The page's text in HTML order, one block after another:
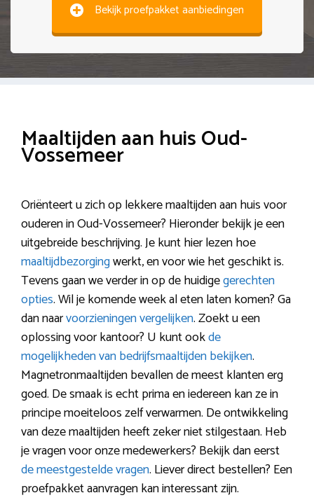
Bekijk proefpakket aanbiedingen
Maaltijden aan huis Oud-
Vossemeer
Oriënteert u zich op lekkere maaltijden aan huis voor
ouderen in Oud-Vossemeer? Hieronder bekijk je een
uitgebreide beschrijving. Je kunt hier lezen hoe
maaltijdbezorgingwerkt, en voor wie het geschikt is.
Tevens gaan we verder in op de huidigegerechten
opties. Wil je komende week al eten laten komen? Ga
dan naarvoorzieningen vergelijken. Zoekt u een
oplossing voor kantoor? U kunt ookde
mogelijkheden van bedrijfsmaaltijden bekijken.
Magnetronmaaltijden bevallen de meest klanten erg
goed. De smaak is echt prima en iedereen kan ze in
principe moeiteloos zelf verwarmen. De ontwikkeling
van deze maaltijden heeft zeker niet stilgestaan. Heb
je vragen voor onze medewerkers? Bekijk dan eerst
de meestgestelde vragen. Liever direct bestellen? Een
proefpakket aanvragen kan interessant zijn.